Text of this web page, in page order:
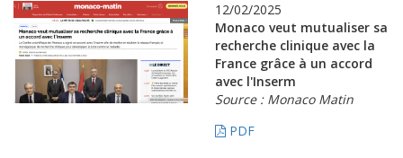
12/02/2025
Monaco veut mutualiser sa
recherche clinique avec la
France grâce à un accord
avec l'Inserm
Source : Monaco Matin
PDF